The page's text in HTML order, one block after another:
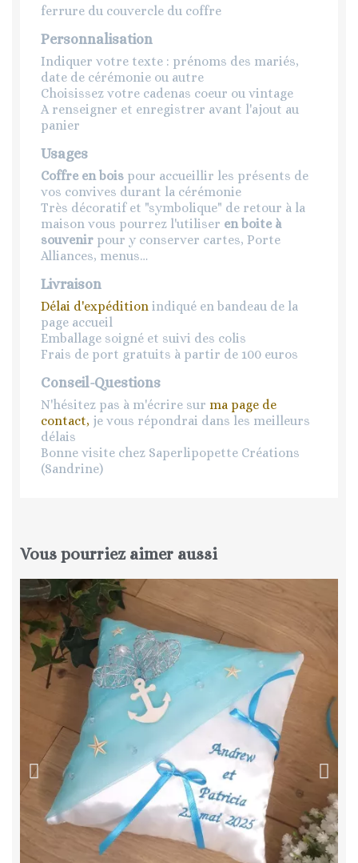
ferrure du couvercle du coffre
Personnalisation
Indiquer votre texte : prénoms des mariés,
date de cérémonie ou autre
Choisissez votre cadenas coeur ou vintage
A renseigner et enregistrer avant l'ajout au
panier
Usages
Coffre en bois pour accueillir les présents de
vos convives durant la cérémonie
Très décoratif et "symbolique" de retour à la
maison vous pourrez l'utiliser en boite à
souvenir pour y conserver cartes, Porte
Alliances, menus…
Livraison
Délai d'expédition indiqué en bandeau de la
page accueil
Emballage soigné et suivi des colis
Frais de port gratuits à partir de 100 euros
Conseil-Questions
N'hésitez pas à m'écrire sur ma page de
contact, je vous répondrai dans les meilleurs
délais
Bonne visite chez Saperlipopette Créations
(Sandrine)
Vous pourriez aimer aussi